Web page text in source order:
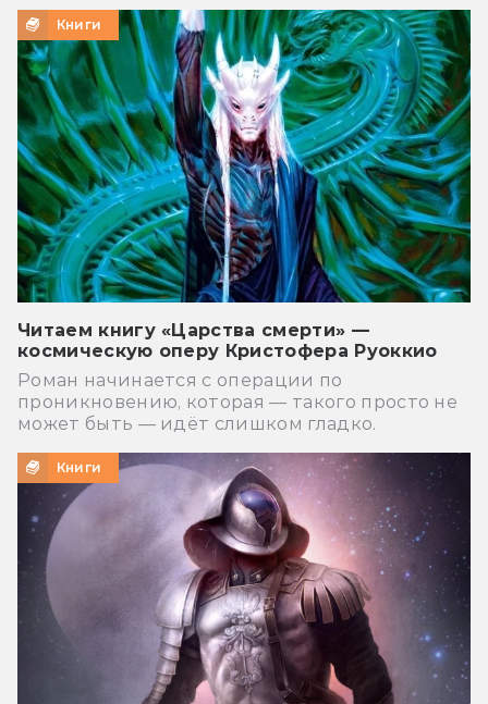
Книги
Читаем книгу «Царства смерти» —
космическую оперу Кристофера Руоккио
Роман начинается с операции по
проникновению, которая — такого просто не
может быть — идёт слишком гладко.
Книги